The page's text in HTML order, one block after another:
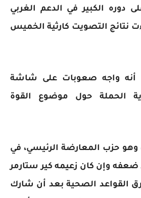
دوره الكبير في الدعم الغربي
نتائج التصويت كارثية الخميس
أنه واجه صعوبات على شاشة
الحملة حول موضوع القوة
وهو حزب المعارضة الرئيسي، في
ضعفه وإن كان زعيمه كير ستارمر
القواعد الصحية بعد أن شارك